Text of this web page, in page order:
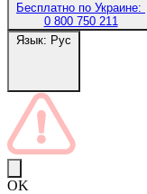
Бесплатно по Украине:
0 800 750 211
Язык: Рус
OK